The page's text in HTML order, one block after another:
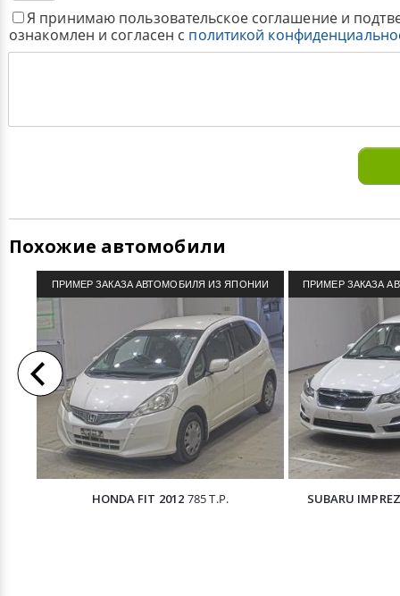
Я принимаю пользовательское соглашение и
ознакомлен и согласен с политикой
Похожие автомобили
ПРИМЕР ЗАКАЗА АВТОМОБИЛЯ ИЗ ЯПОНИИ
HONDA FIT 2012 785 Т.Р.
ПРИМЕР ЗАКАЗА
SUBARU